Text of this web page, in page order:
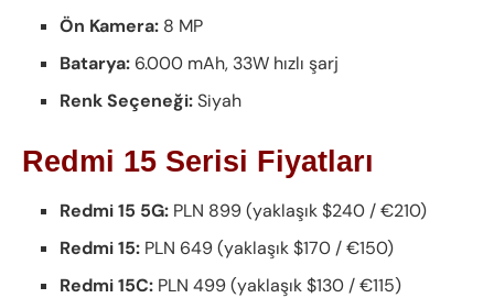
Ön Kamera: 8 MP
Batarya: 6.000 mAh, 33W hızlı şarj
Renk Seçeneği:Siyah
Redmi 15 Serisi Fiyatları
Redmi 15 5G: PLN 899 (yaklaşık $240 / €210)
Redmi 15: PLN 649 (yaklaşık $170 / €150)
Redmi 15C: PLN 499 (yaklaşık $130 / €115)